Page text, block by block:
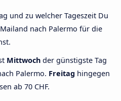
und zu welcher Tageszeit Du
nach Palermo für die
Mittwoch der günstigste Tag
Palermo. Freitag hingegen
ab 70 CHF.